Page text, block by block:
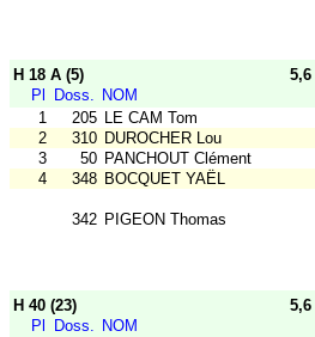
H 18 A (5)
Pl
Doss. NOM
1
205 LE CAM Tom
2
310 DUROCHER Lou
3
50 PANCHOUT Clément
4
348 BOCQUET YAËL
342 PIGEON Thomas
H 40 (23)
Pl
Doss. NOM